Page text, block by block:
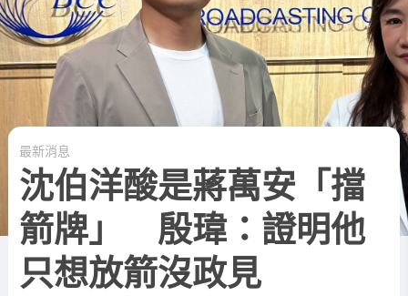
最新消息
沈伯洋酸是蔣萬安「擋
箭牌」 殷瑋：證明他
只想放箭沒政見